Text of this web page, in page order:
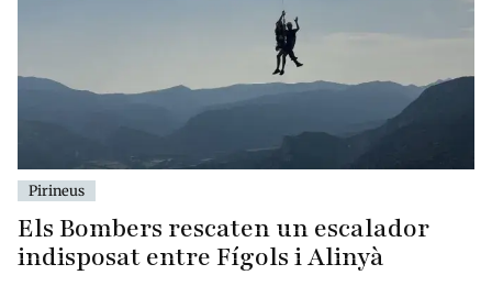
Pirineus
Els Bombers rescaten un escalador
indisposat entre Fígols i Alinyà